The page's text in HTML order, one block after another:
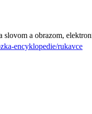
a obrazom,
encyklopedie/rukavce